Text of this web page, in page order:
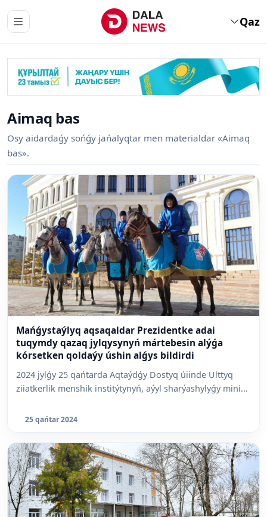
Qaz
Aimaq bas
Osy aidardaǵy sońǵy jańalyqtar men materialdar «Aimaq
bas».
Mańǵystaýlyq aqsaqaldar Prezidentke adai
tuqymdy qazaq jylqysynyń mártebesin alýǵa
kórsetken qoldaýy úshin alǵys bildirdi
2024 jylǵy 25 qańtarda Aqtaýdǵy Dostyq úiinde Ulttyq
ziiatkerlik menshik institýtynyń, aýyl sharýashylyǵy mini...
25 qańtar 2024